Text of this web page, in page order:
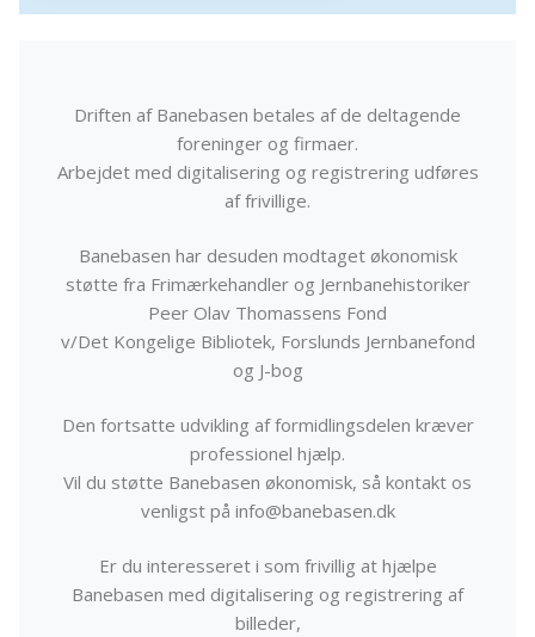
Driften af Banebasen betales af de deltagende
foreninger og firmaer.
Arbejdet med digitalisering og registrering udføres
af frivillige.
Banebasen har desuden modtaget økonomisk
støtte fra Frimærkehandler og Jernbanehistoriker
Peer Olav Thomassens Fond
v/Det Kongelige Bibliotek, Forslunds Jernbanefond
og J-bog
Den fortsatte udvikling af formidlingsdelen kræver
professionel hjælp.
Vil du støtte Banebasen økonomisk, så kontakt os
venligst på info@banebasen.dk
Er du interesseret i som frivillig at hjælpe
Banebasen med digitalisering og registrering af
billeder,